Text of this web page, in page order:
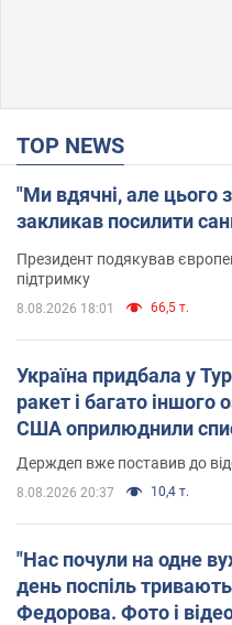
TOP NEWS
"Ми вдячні, але цього
закликав посилити
Президент подякував
підтримку
8.08.2026 18:01 66,5 т.
Україна придбала у
ракет і багато іншого
США оприлюднили
Держдеп вже поставив до
8.08.2026 20:37 10,4 т.
"Нас почули на одне
день поспіль
Федорова. Фото і